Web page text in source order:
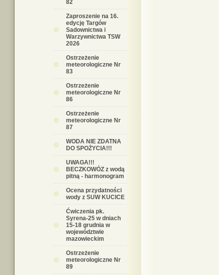
82
Zaproszenie na 16.
edycję Targów
Sadownictwa i
Warzywnictwa TSW
2026
Ostrzeżenie
meteorologiczne Nr
83
Ostrzeżenie
meteorologiczne Nr
86
Ostrzeżenie
meteorologiczne Nr
87
WODA NIE ZDATNA
DO SPOŻYCIA!!!
UWAGA!!!
BECZKOWÓZ z wodą
pitną - harmonogram
Ocena przydatności
wody z SUW KUCICE
Ćwiczenia pk.
Syrena-25 w dniach
15-18 grudnia w
województwie
mazowieckim
Ostrzeżenie
meteorologiczne Nr
89